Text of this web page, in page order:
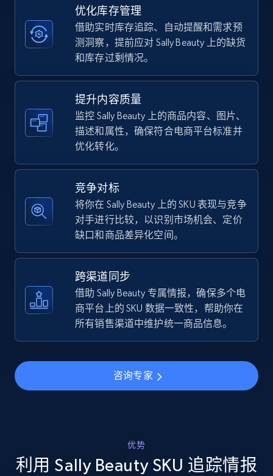
TikTok Shop - category
URL, Title, Available, Description, Currency, Initial
price, Final price, Discount percent, and more.
TikTok Shop - Collect TikTok shop products
by keywords search
URL, Title, Available, Description, Currency, Initial
price, Final price, Discount percent, and more.
667+ 立即开始
TikTok Shop - discover records by shop url
URL, Title, Available, Description, Currency, Initial
price, Final price, Discount percent, and more.
2.5K+ 378+ 立即开始
优化库存管理
借助实时库存追踪、自动提醒和需求预
测洞察，提前应对 Sally Beauty 上的缺货
和库存过剩情况。
提升内容质量
监控 Sally Beauty 上的商品内容、图片、
描述和属性，确保符合电商平台标准并
优化转化。
竞争对标
将你在 Sally Beauty 上的 SKU 表现与竞争
对手进行比较，以识别市场机会、定价
缺口和商品差异化空间。
跨渠道同步
借助 Sally Beauty 专属情报，确保多个电
商平台上的 SKU 数据一致性，帮助你在
所有销售渠道中维护统一商品信息。
咨询专家
优势
利用 Sally Beauty SKU 追踪情报